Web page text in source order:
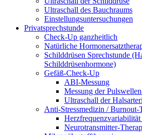
Ultraschall des Bauchraums
Einstellungsuntersuchungen
Privatsprechstunde
Check-Up ganzheitlich
Natürliche
Schilddrüsen Sprechstunde
Schilddrüsenhormone)
Gefäß-Check-Up
ABI-Messung
Messung der
Ultraschall der
Anti-Stressmedizin / Burnout-
Neurotransmitter-